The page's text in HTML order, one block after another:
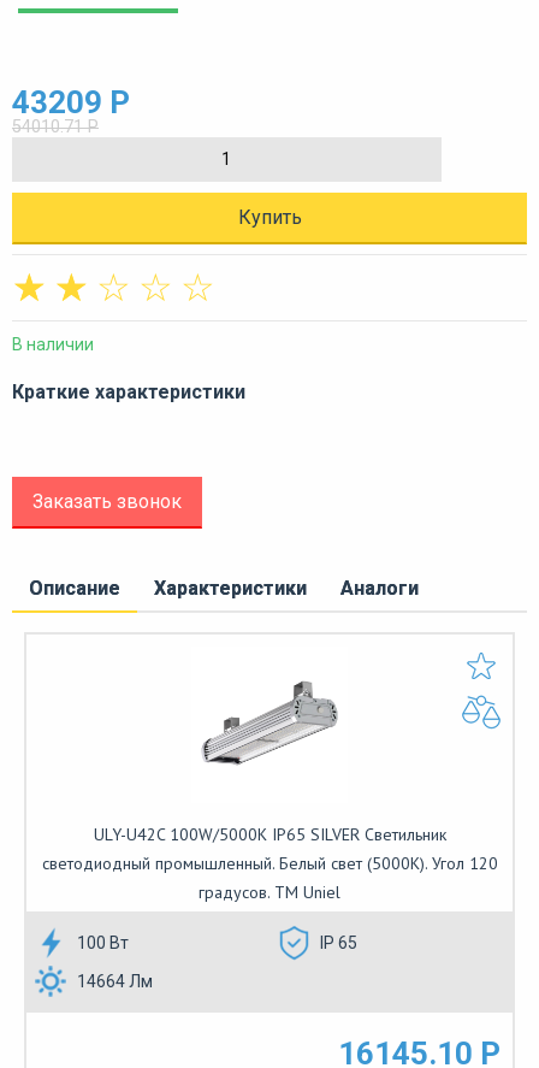
43209 Р
54010.71 Р
Купить
☆
☆
☆
☆
☆
В наличии
Краткие характеристики
Заказать звонок
Описание Характеристики Аналоги
ULY-U42C 100W/5000K IP65 SILVER Светильник
светодиодный промышленный. Белый свет (5000K). Угол 120
градусов. TM Uniel
100 Вт
IP 65
14664 Лм
16145.10 Р